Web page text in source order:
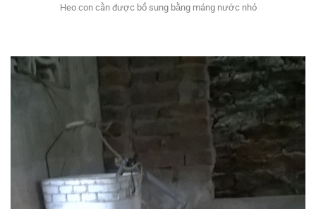
Heo con cần được bổ sung bằng máng nước nhỏ